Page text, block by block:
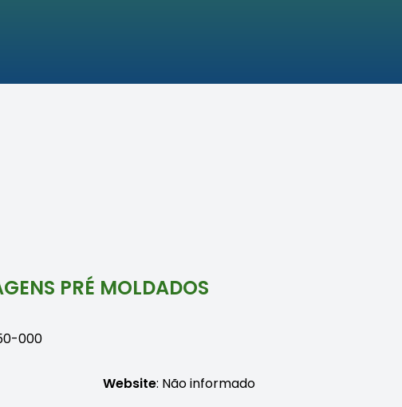
PRÉ MOLDADOS
000
Website: Não informado